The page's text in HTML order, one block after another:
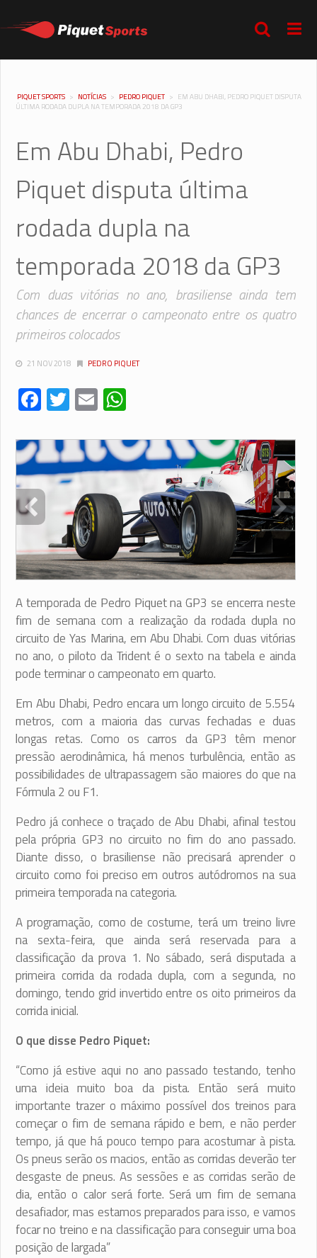
PIQUET SPORTS > NOTÍCIAS > PEDRO PIQUET > EM ABU DHABI, PEDRO PIQUET DISPUTA
ÚLTIMA RODADA DUPLA NA TEMPORADA 2018 DA GP3
Em Abu Dhabi, Pedro
Piquet disputa última
rodada dupla na
temporada 2018 da GP3
Com duas vitórias no ano, brasiliense ainda tem
chances de encerrar o campeonato entre os quatro
primeiros colocados
21 NOV 2018 PEDRO PIQUET
Facebook
Twitter
Email
A temporada de Pedro Piquet na GP3 se encerra neste
fim de semana com a realização da rodada dupla no
circuito de Yas Marina, em Abu Dhabi. Com duas vitórias
no ano, o piloto da Trident é o sexto na tabela e ainda
pode terminar o campeonato em quarto.
Em Abu Dhabi, Pedro encara um longo circuito de 5.554
metros, com a maioria das curvas fechadas e duas
longas retas. Como os carros da GP3 têm menor
pressão aerodinâmica, há menos turbulência, então as
possibilidades de ultrapassagem são maiores do que na
Fórmula 2 ou F1.
Pedro já conhece o traçado de Abu Dhabi, afinal testou
pela própria GP3 no circuito no fim do ano passado.
Diante disso, o brasiliense não precisará aprender o
circuito como foi preciso em outros autódromos na sua
primeira temporada na categoria.
A programação, como de costume, terá um treino livre
na sexta-feira, que ainda será reservada para a
classificação da prova 1. No sábado, será disputada a
primeira corrida da rodada dupla, com a segunda, no
domingo, tendo grid invertido entre os oito primeiros da
corrida inicial.
O que disse Pedro Piquet:
“Como já estive aqui no ano passado testando, tenho
uma ideia muito boa da pista. Então será muito
importante trazer o máximo possível dos treinos para
começar o fim de semana rápido e bem, e não perder
tempo, já que há pouco tempo para acostumar à pista.
Os pneus serão os macios, então as corridas deverão ter
desgaste de pneus. As sessões e as corridas serão de
dia, então o calor será forte. Será um fim de semana
desafiador, mas estamos preparados para isso, e vamos
focar no treino e na classificação para conseguir uma boa
posição de largada”